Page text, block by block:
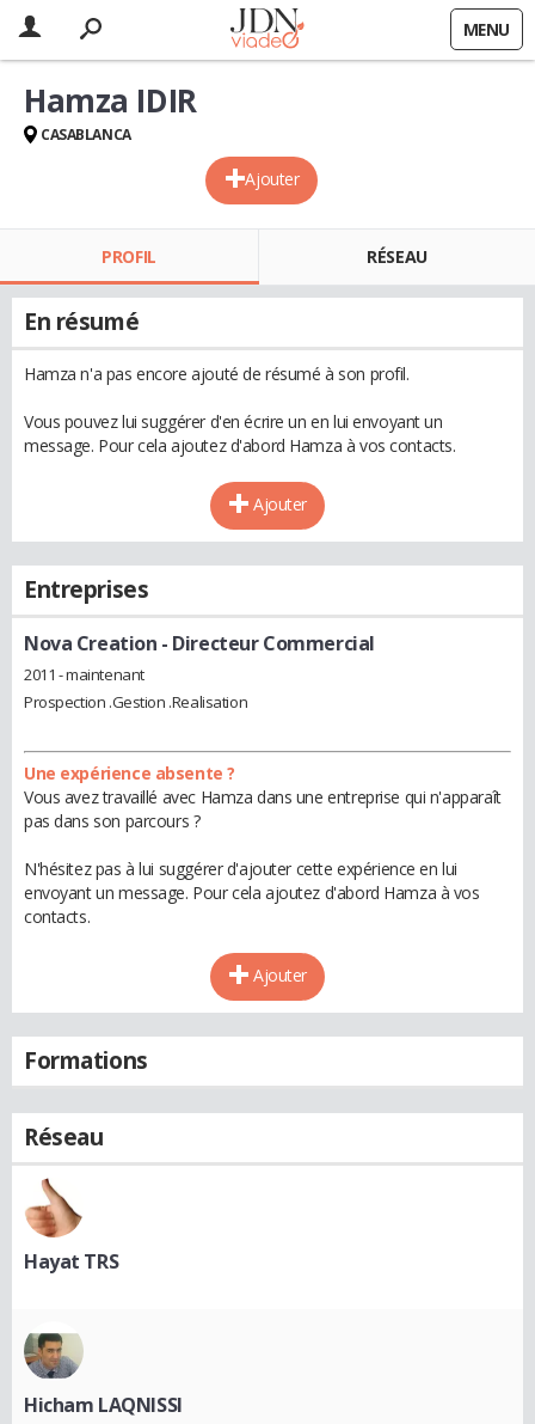
MENU
Ajouter
Hamza IDIR
CASABLANCA
PROFIL RÉSEAU
En résumé
Hamza n'a pas encore ajouté de résumé à son profil.
Vous pouvez lui suggérer d'en écrire un en lui envoyant un
message. Pour cela ajoutez d'abord Hamza à vos contacts.
Ajouter
Entreprises
Nova Creation - Directeur Commercial
2011 - maintenant
Prospection .Gestion .Realisation
Une expérience absente ?
Vous avez travaillé avec Hamza dans une entreprise qui n'apparaît
pas dans son parcours ?
N'hésitez pas à lui suggérer d'ajouter cette expérience en lui
envoyant un message. Pour cela ajoutez d'abord Hamza à vos
contacts.
Ajouter
Formations
Réseau
Hayat TRS
Hicham LAQNISSI